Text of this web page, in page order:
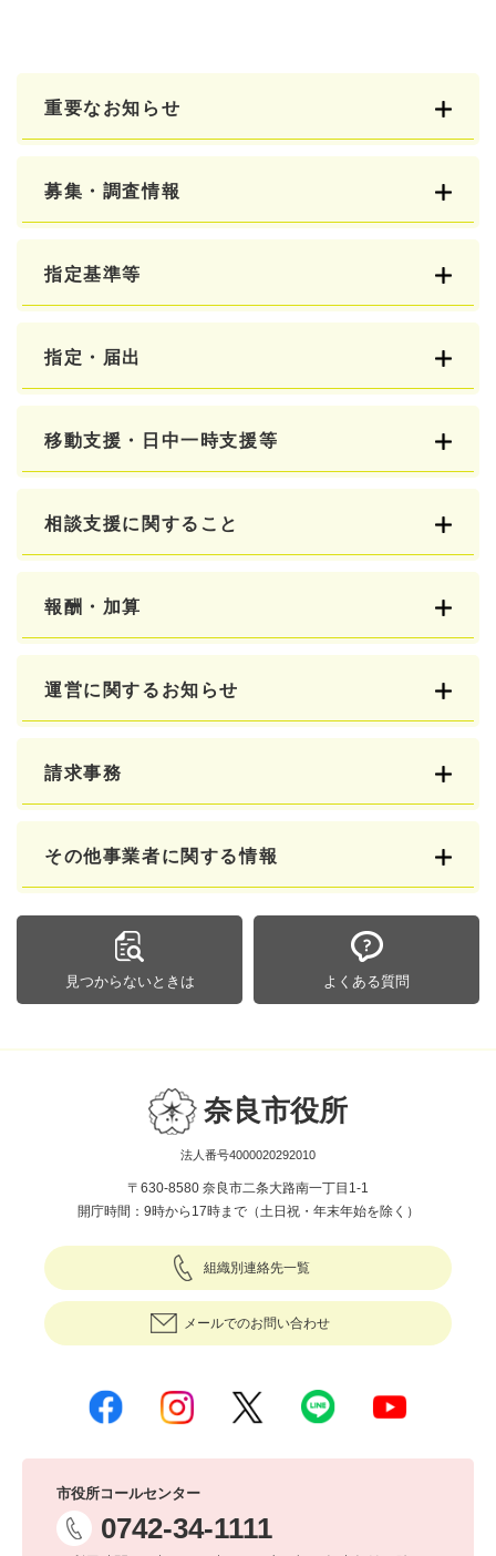
重要なお知らせ
募集・調査情報
指定基準等
指定・届出
移動支援・日中一時支援等
相談支援に関すること
報酬・加算
運営に関するお知らせ
請求事務
その他事業者に関する情報
見つからないときは よくある質問
奈良市役所
法人番号4000020292010
〒630-8580 奈良市二条大路南一丁目1-1
開庁時間：9時から17時まで（土日祝・年末年始を除く）
組織別連絡先一覧
メールでのお問い合わせ
市役所コールセンター
0742-34-1111